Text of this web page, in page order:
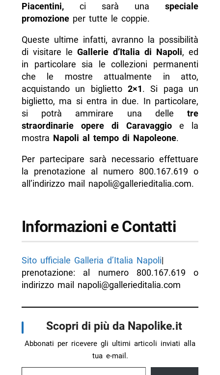
Piacentini, ci sarà una speciale
promozioneper tutte le coppie.
Queste ultime infatti, avranno la possibilità
di visitare le Gallerie d’Italia di Napoli, ed
in particolare sia le collezioni permanenti
che le mostre attualmente in atto,
acquistando un biglietto 2×1. Si paga un
biglietto, ma si entra in due. In particolare,
si potrà ammirare una delletre
straordinarie opere di Caravaggio e la
mostra Napoli al tempo di Napoleone.
Per partecipare sarà necessario effettuare
la prenotazione al numero 800.167.619 o
all’indirizzo mail napoli@gallerieditalia.com.
Informazioni e Contatti
Sito ufficiale Galleria d’Italia Napoli|
prenotazione: al numero 800.167.619 o
indirizzo mail napoli@gallerieditalia.com
Scopri di più da Napolike.it
Abbonati per ricevere gli ultimi articoli inviati alla
tua e-mail.
Digita la tua e-mail...